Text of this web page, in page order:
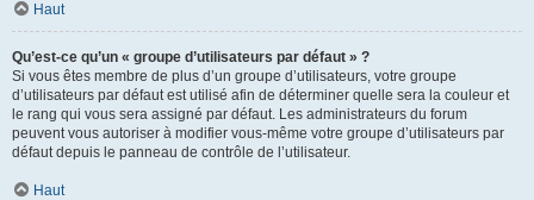
Haut
Qu’est-ce qu’un « groupe d’utilisateurs par défaut » ?
Si vous êtes membre de plus d’un groupe d’utilisateurs, votre groupe
d’utilisateurs par défaut est utilisé afin de déterminer quelle sera la couleur et
le rang qui vous sera assigné par défaut. Les administrateurs du forum
peuvent vous autoriser à modifier vous-même votre groupe d’utilisateurs par
défaut depuis le panneau de contrôle de l’utilisateur.
Haut